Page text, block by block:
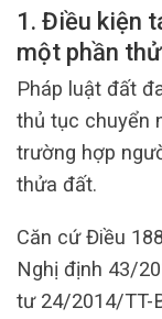
1. Điều kiện
một phần
Pháp luật đất
thủ tục chuyển
trường hợp
thửa đất.
Căn cứ Điều
Nghị định 43/
tư 24/2014/TT-